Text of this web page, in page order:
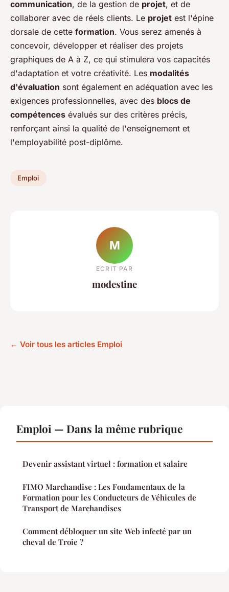
communication, de la gestion de projet, et de
collaborer avec de réels clients. Le projet est l'épine
dorsale de cette formation. Vous serez amenés à
concevoir, développer et réaliser des projets
graphiques de A à Z, ce qui stimulera vos capacités
d'adaptation et votre créativité. Les modalités
d'évaluation sont également en adéquation avec les
exigences professionnelles, avec des blocs de
compétences évalués sur des critères précis,
renforçant ainsi la qualité de l'enseignement et
l'employabilité post-diplôme.
Emploi
M
ECRIT PAR
modestine
← Voir tous les articles Emploi
Emploi — Dans la même rubrique
Devenir assistant virtuel : formation et salaire
FIMO Marchandise : Les Fondamentaux de la
Formation pour les Conducteurs de Véhicules de
Transport de Marchandises
Comment débloquer un site Web infecté par un
cheval de Troie ?